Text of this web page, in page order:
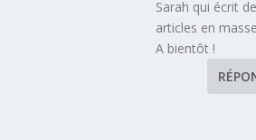
Sarah qui écrit
articles en
A bientôt !